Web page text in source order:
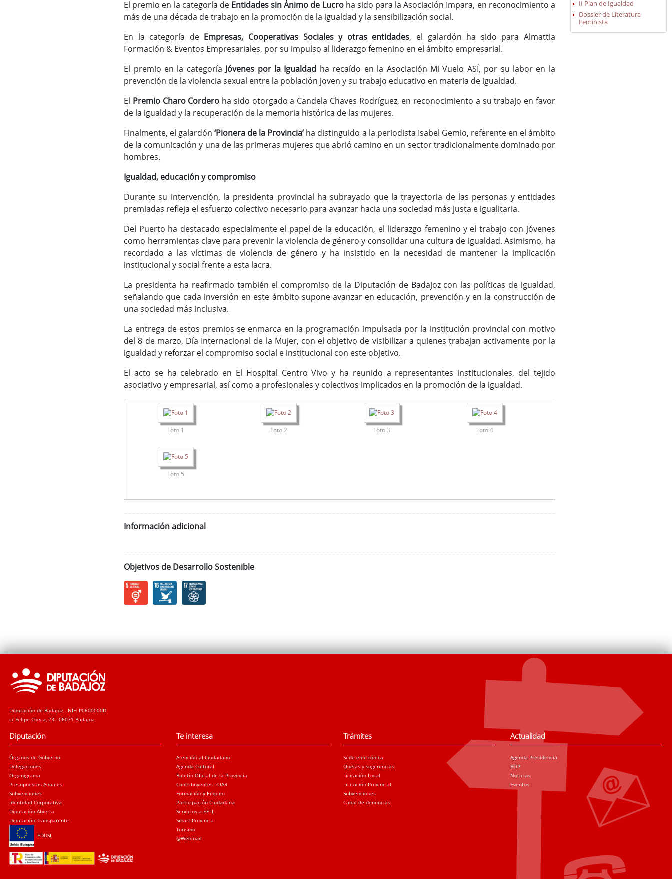
El premio en la categoría de Entidades sin Ánimo de Lucroha sido para la Asociación Impara, en reconocimiento a
más de una década de trabajo en la promoción de la igualdad y la sensibilización social.
En la categoría de Empresas, Cooperativas Sociales y otras entidades, el galardón ha sido para Almattia
Formación & Eventos Empresariales, por su impulso al liderazgo femenino en el ámbito empresarial.
El premio en la categoría Jóvenes por la Igualdad ha recaído en la Asociación Mi Vuelo ASÍ, por su labor en la
prevención de la violencia sexual entre la población joven y su trabajo educativo en materia de igualdad.
El Premio Charo Cordero ha sido otorgado a Candela Chaves Rodríguez, en reconocimiento a su trabajo en favor
de la igualdad y la recuperación de la memoria histórica de las mujeres.
Finalmente, el galardón‘Pionera de la Provincia’ ha distinguido a la periodista Isabel Gemio, referente en el ámbito
de la comunicación y una de las primeras mujeres que abrió camino en un sector tradicionalmente dominado por
hombres.
Igualdad, educación y compromiso
Durante su intervención, la presidenta provincial ha subrayado que la trayectoria de las personas y entidades
premiadas refleja el esfuerzo colectivo necesario para avanzar hacia una sociedad más justa e igualitaria.
Del Puerto ha destacado especialmente el papel de la educación, el liderazgo femenino y el trabajo con jóvenes
como herramientas clave para prevenir la violencia de género y consolidar una cultura de igualdad. Asimismo, ha
recordado a las víctimas de violencia de género y ha insistido en la necesidad de mantener la implicación
institucional y social frente a esta lacra.
La presidenta ha reafirmado también el compromiso de la Diputación de Badajoz con las políticas de igualdad,
señalando que cada inversión en este ámbito supone avanzar en educación, prevención y en la construcción de
una sociedad más inclusiva.
La entrega de estos premios se enmarca en la programación impulsada por la institución provincial con motivo
del 8 de marzo, Día Internacional de la Mujer, con el objetivo de visibilizar a quienes trabajan activamente por la
igualdad y reforzar el compromiso social e institucional con este objetivo.
El acto se ha celebrado en El Hospital Centro Vivo y ha reunido a representantes institucionales, del tejido
asociativo y empresarial, así como a profesionales y colectivos implicados en la promoción de la igualdad.
Foto 1 Foto 2 Foto 3 Foto 4
Foto 5
Información adicional
Objetivos de Desarrollo Sostenible
II Plan de Igualdad
Dossier de Literatura
Feminista
Diputación de Badajoz - NIF: P0600000D
c/ Felipe Checa, 23 - 06071 Badajoz
Diputación
Órganos de Gobierno
Delegaciones
Organigrama
Presupuestos Anuales
Subvenciones
Identidad Corporativa
Diputación Abierta
Diputación Transparente
EDUSI
Te interesa
Atención al Ciudadano
Agenda Cultural
Boletín Oficial de la Provincia
Contribuyentes - OAR
Formación y Empleo
Participación Ciudadana
Servicios a EELL
Smart Provincia
Turismo
@Webmail
Trámites
Sede electrónica
Quejas y sugerencias
Licitación Local
Licitación Provincial
Subvenciones
Canal de denuncias
Actualidad
Agenda Presidencia
BOP
Noticias
Eventos